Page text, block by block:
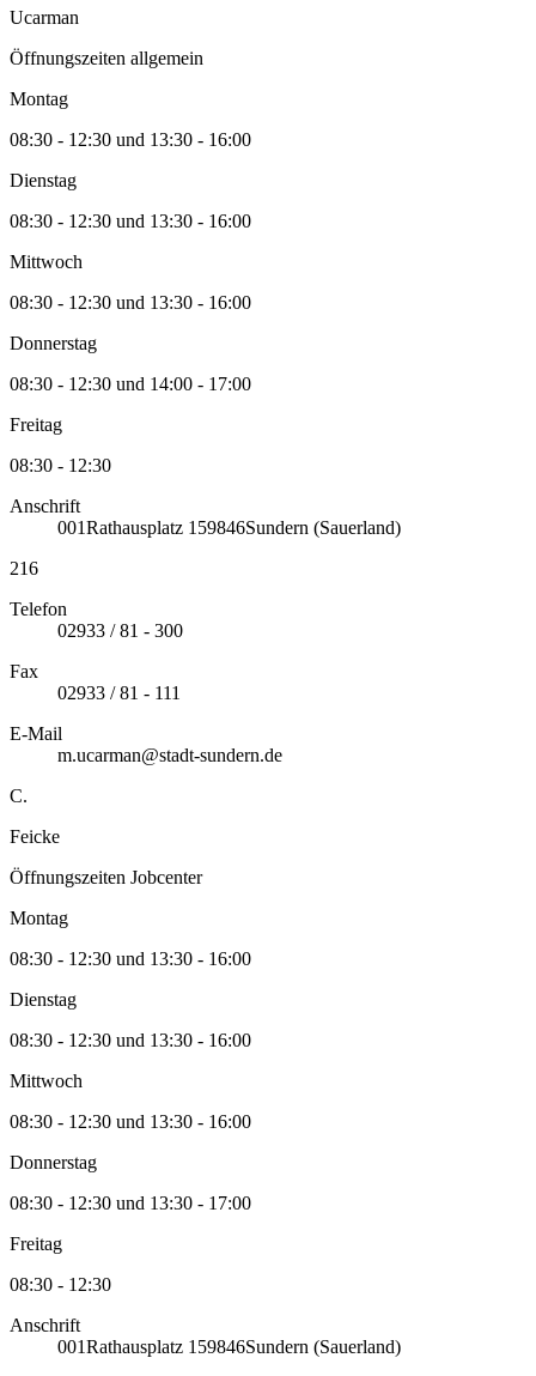
Ucarman
Öffnungszeiten allgemein
Montag
08:30 - 12:30 und 13:30 - 16:00
Dienstag
08:30 - 12:30 und 13:30 - 16:00
Mittwoch
08:30 - 12:30 und 13:30 - 16:00
Donnerstag
08:30 - 12:30 und 14:00 - 17:00
Freitag
08:30 - 12:30
Anschrift
001Rathausplatz 1 59846Sundern (Sauerland)
216
Telefon
02933 / 81 - 300
Fax
02933 / 81 - 111
E-Mail
m.ucarman@stadt-sundern.de
C.
Feicke
Öffnungszeiten Jobcenter
Montag
08:30 - 12:30 und 13:30 - 16:00
Dienstag
08:30 - 12:30 und 13:30 - 16:00
Mittwoch
08:30 - 12:30 und 13:30 - 16:00
Donnerstag
08:30 - 12:30 und 13:30 - 17:00
Freitag
08:30 - 12:30
Anschrift
001Rathausplatz 1 59846Sundern (Sauerland)